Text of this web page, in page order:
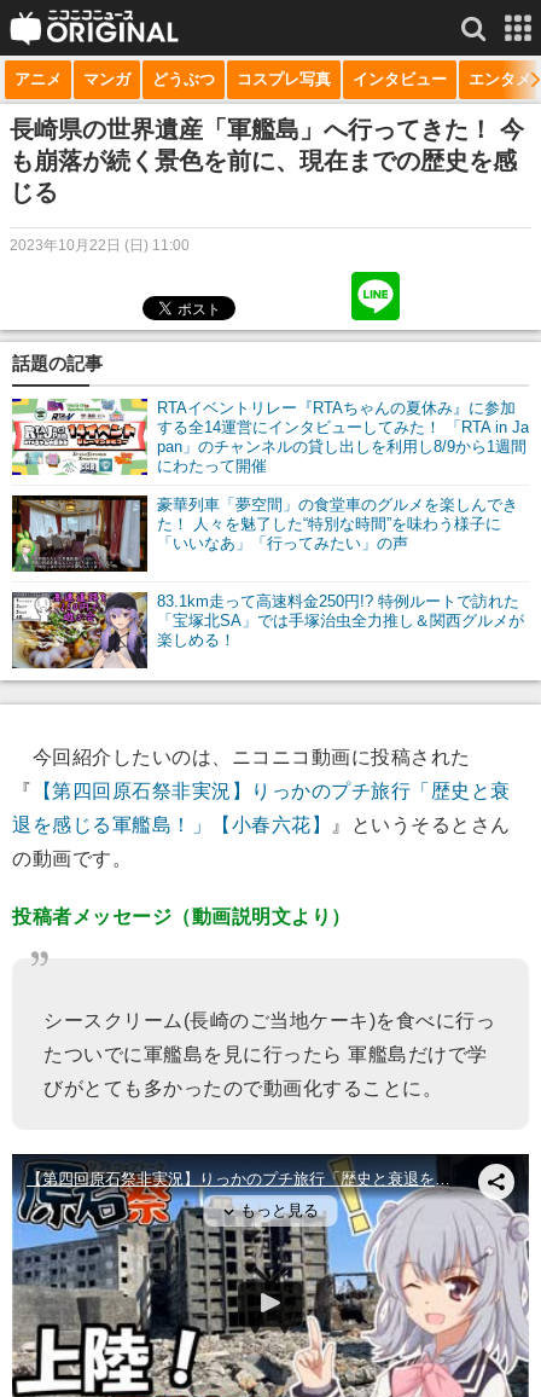
サービス一覧 もっと見る
niconico
動画
生放送
マンガ
ニコニコQ
アニメ マンガ どうぶつ コスプレ写真 インタビュー エンタメ
長崎県の世界遺産「軍艦島」へ行ってきた！ 今
も崩落が続く景色を前に、現在までの歴史を感
じる
2023年10月22日 (日) 11:00
話題の記事
RTAイベントリレー『RTAちゃんの夏休み』に参加
する全14運営にインタビューしてみた！ 「RTA in Ja
pan」のチャンネルの貸し出しを利用し8/9から1週間
にわたって開催
豪華列車「夢空間」の食堂車のグルメを楽しんでき
た！ 人々を魅了した“特別な時間”を味わう様子に
「いいなあ」「行ってみたい」の声
83.1km走って高速料金250円!? 特例ルートで訪れた
「宝塚北SA」では手塚治虫全力推し＆関西グルメが
楽しめる！
今回紹介したいのは、ニコニコ動画に投稿された
『 【第四回原石祭非実況】りっかのプチ旅行「歴史と衰
退を感じる軍艦島！」【小春六花】
』というそるとさん
の動画です。
投稿者メッセージ（動画説明文より）
シースクリーム(長崎のご当地ケーキ)を食べに行っ
たついでに軍艦島を見に行ったら 軍艦島だけで学
びがとても多かったので動画化することに。